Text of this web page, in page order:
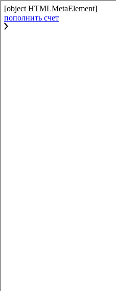
[object HTMLMetaElement]
пополнить счет